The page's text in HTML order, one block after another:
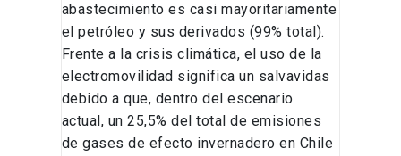
abastecimiento es casi mayoritariamente
el petróleo y sus derivados (99% total).
Frente a la crisis climática, el uso de la
electromovilidad significa un salvavidas
debido a que, dentro del escenario
actual, un 25,5% del total de emisiones
de gases de efecto invernadero en Chile